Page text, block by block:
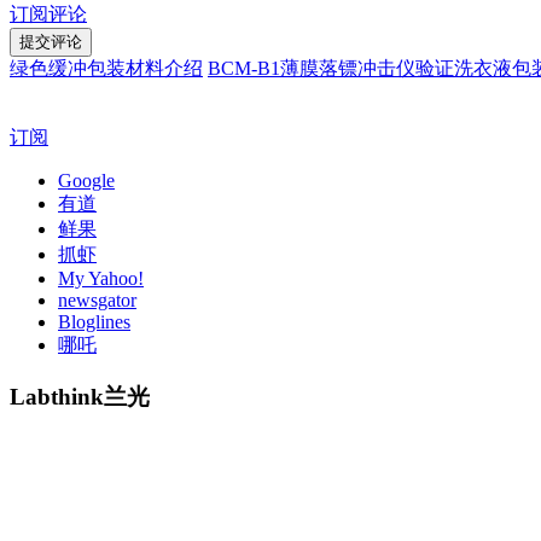
订阅评论
绿色缓冲包装材料介绍 BCM-B1薄膜落镖冲击仪验证洗衣液包
订阅
Google
有道
鲜果
抓虾
My Yahoo!
newsgator
Bloglines
哪吒
Labthink兰光